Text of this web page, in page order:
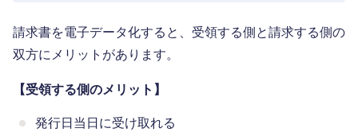
請求書を電子データ化すると、受領する側と請求する側の
双方にメリットがあります。
【受領する側のメリット】
発行日当日に受け取れる